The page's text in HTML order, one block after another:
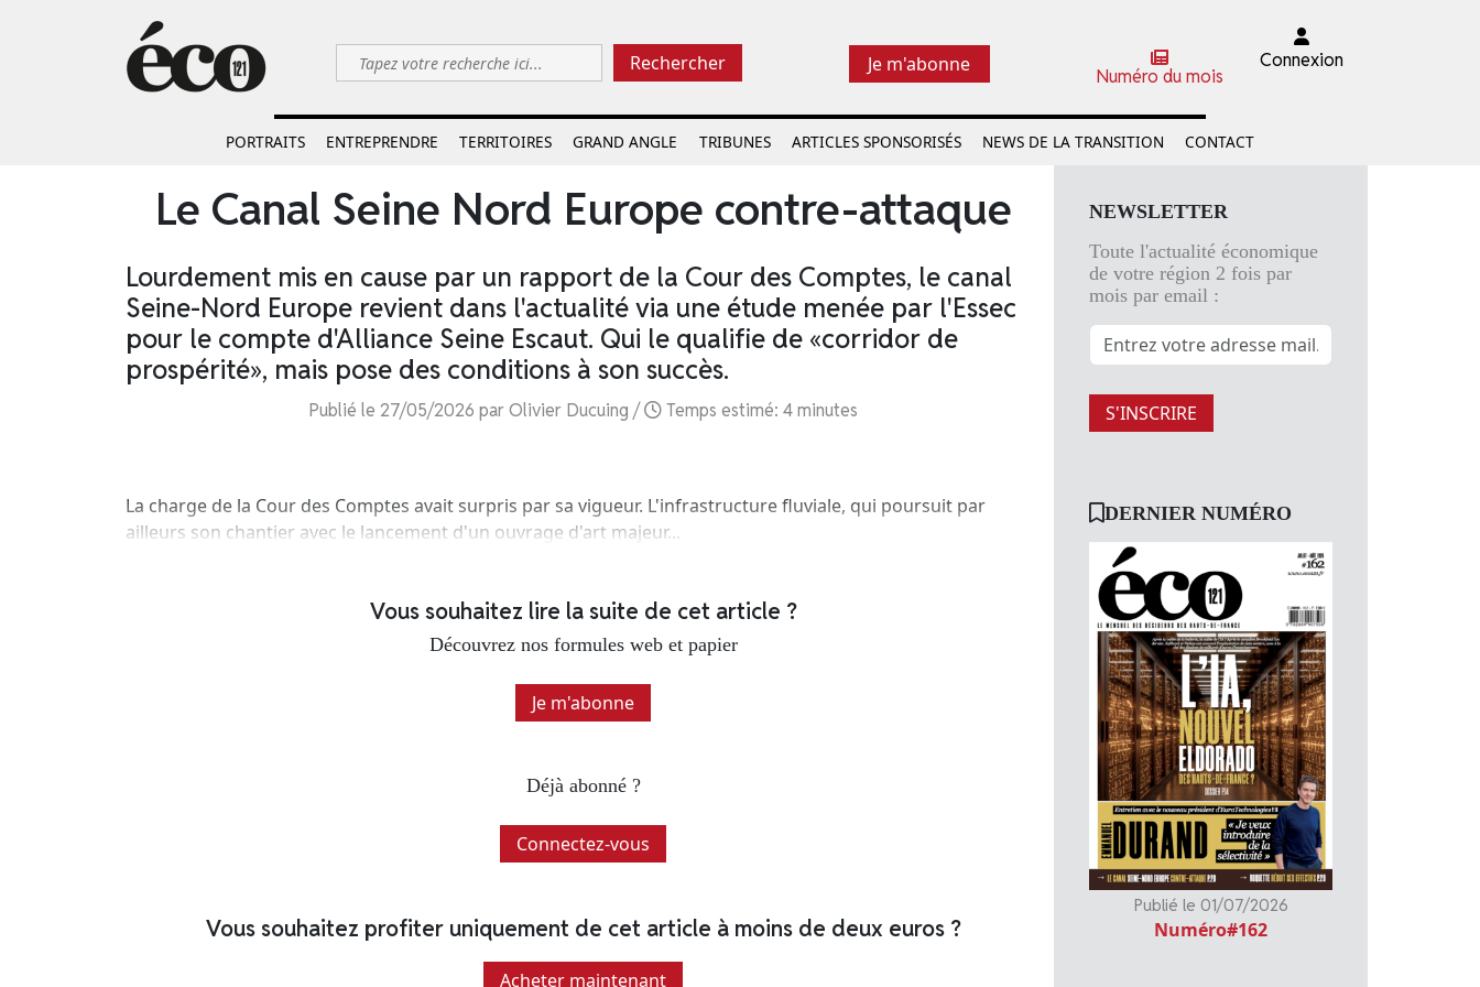
Rechercher Je m'abonne
Numéro du mois
Connexion
PORTRAITS ENTREPRENDRE TERRITOIRES GRAND ANGLE TRIBUNES ARTICLES SPONSORISÉS NEWS DE LA TRANSITION CONTACT
Le Canal Seine Nord Europe contre-attaque
Lourdement mis en cause par un rapport de la Cour des Comptes, le canal
Seine-Nord Europe revient dans l'actualité via une étude menée par l'Essec
pour le compte d'Alliance Seine Escaut. Qui le qualifie de «corridor de
prospérité», mais pose des conditions à son succès.
Publié le 27/05/2026 par Olivier Ducuing / Temps estimé: 4 minutes
La charge de la Cour des Comptes avait surpris par sa vigueur. L'infrastructure fluviale, qui poursuit par
ailleurs son chantier avec le lancement d'un ouvrage d'art majeur...
Vous souhaitez lire la suite de cet article ?
Découvrez nos formules web et papier
Je m'abonne
Déjà abonné ?
Connectez-vous
Vous souhaitez profiter uniquement de cet article à moins de deux euros ?
Acheter maintenant
NEWSLETTER
Toute l'actualité économique
de votre région 2 fois par
mois par email :
S'INSCRIRE
DERNIER NUMÉRO
Publié le 01/07/2026
Numéro#162